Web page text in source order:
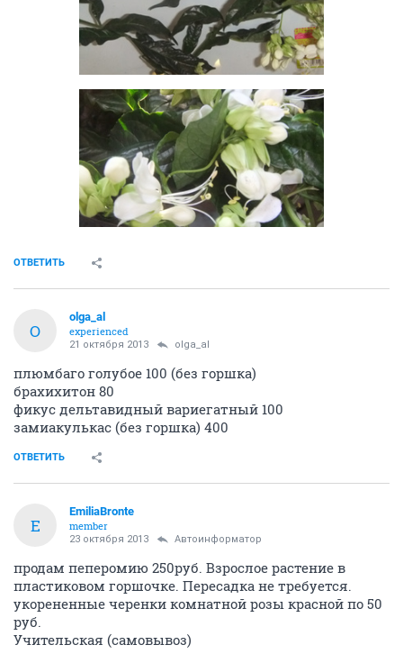
ОТВЕТИТЬ
O
olga_al
experienced
21 октября 2013 olga_al
плюмбаго голубое 100 (без горшка)
брахихитон 80
фикус дельтавидный вариегатный 100
замиакулькас (без горшка) 400
ОТВЕТИТЬ
E
EmiliaBronte
member
23 октября 2013 Автоинформатор
продам пеперомию 250руб. Взрослое растение в
пластиковом горшочке. Пересадка не требуется.
укорененные черенки комнатной розы красной по 50
руб.
Учительская (самовывоз)